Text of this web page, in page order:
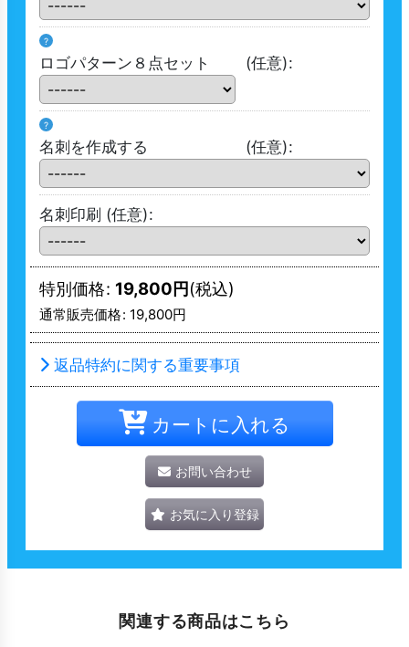
?
ロゴパターン８点セット (任意):
?
名刺を作成する (任意):
名刺印刷 (任意):
特別価格: 19,800円(税込)
通常販売価格: 19,800円
返品特約に関する重要事項
カートに入れる
お問い合わせ
お気に入り登録
関連する商品はこちら